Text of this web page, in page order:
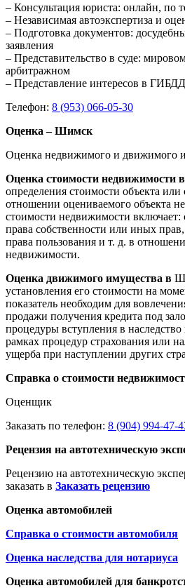
– Консультация юриста: онлайн, по
– Независимая автоэкспертиза и
– Подготовка документов:
заявления
– Представительство в суде:
арбитражном
– Представление интересов в
Телефон: 8 (953) 066-05-30
Оценка – Шимск
Оценка недвижимого и движимого
Оценка стоимости недвижимости
определения стоимости объекта
отношении оцениваемого объекта
стоимости недвижимости включает:
права собственности или иных
права пользования и т. д. в
недвижимости.
Оценка движимого имущества в
установления его стоимости на
показатель необходим для
продажи получения кредита под
процедуры вступления в наследство
рамках процедур страхования или
ущерба при наступлении других
Справка о стоимости
Оценщик
Заказать по телефон: 8 (904) 994-47-
Рецензия на автотехническую
Рецензию на автотехническую
заказать в Заказать рецензию
Оценка автомобилей
Справка о стоимости автомобиля
Оценка наследства для нотариуса
Оценка автомобилей для